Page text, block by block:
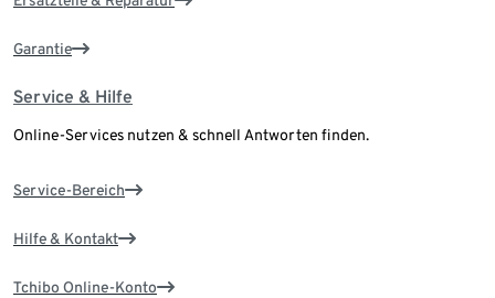
Garantie
Service & Hilfe
Online-Services nutzen & schnell Antworten finden.
Service-Bereich
Hilfe & Kontakt
Tchibo Online-Konto